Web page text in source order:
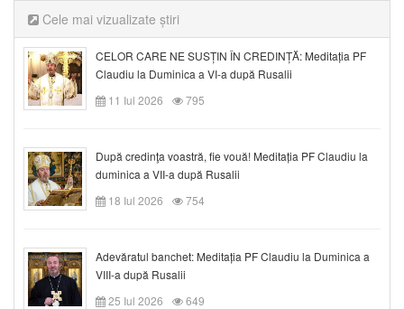
Cele mai vizualizate știri
CELOR CARE NE SUSȚIN ÎN CREDINȚĂ: Meditația PF
Claudiu la Duminica a VI-a după Rusalii
11 Iul 2026
795
După credinţa voastră, fie vouă! Meditația PF Claudiu la
duminica a VII-a după Rusalii
18 Iul 2026
754
Adevăratul banchet: Meditația PF Claudiu la Duminica a
VIII-a după Rusalii
25 Iul 2026
649